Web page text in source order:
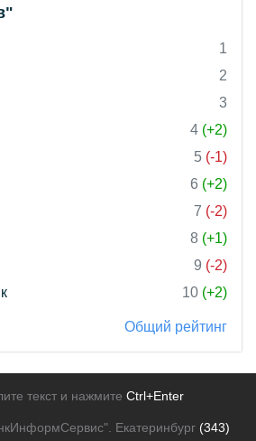
1
2
3
4 (+2)
5 (-1)
6 (+2)
7 (-2)
8 (+1)
9 (-2)
10 (+2)
Общий рейтинг
текст и нажмите Ctrl+Enter
Екатеринбург (343)